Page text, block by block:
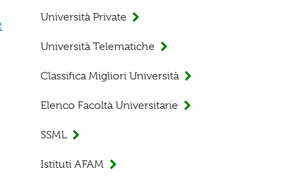
Università Private
Università Telematiche
Classifica Migliori Università
Elenco Facoltà Universitarie
SSML
Istituti AFAM